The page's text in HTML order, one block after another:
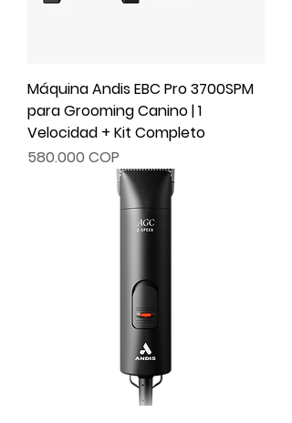
Máquina Andis EBC Pro 3700SPM
para Grooming Canino | 1
Velocidad + Kit Completo
Precio
580.000 COP